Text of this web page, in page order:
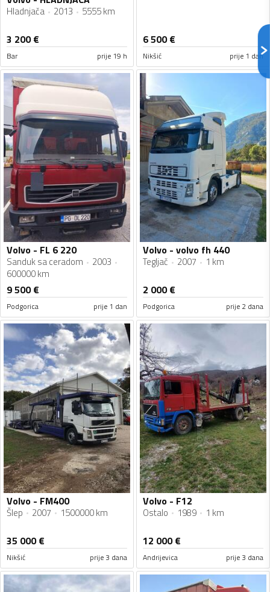
Hladnjača 2013 5555 km
3 200€
Bar prije 19 h
6 500€
Nikšić prije 1 dan
Volvo - FL 6 220
Sanduk sa ceradom
2003
600000 km
9 500€
Podgorica prije 1 dan
Volvo - volvo fh 440
Tegljač 2007 1 km
2 000€
Podgorica prije 2 dana
Volvo - FM400
Šlep 2007 1500000 km
35 000€
Nikšić prije 3 dana
Volvo - F12
Ostalo 1989 1 km
12 000€
Andrijevica prije 3 dana